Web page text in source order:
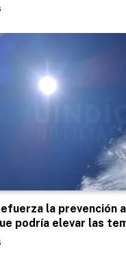
la prevención
podría elevar las